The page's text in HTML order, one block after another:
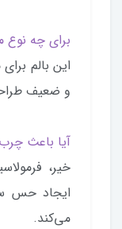
برای چه
این بالم
و ضعیف
آیا باعث
خیر،
ایجاد حس
می‌کند.